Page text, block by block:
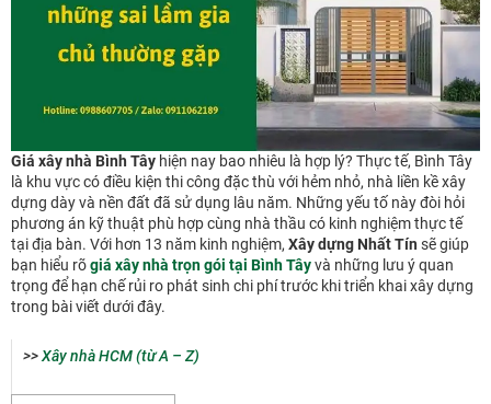
Giá xây nhà Bình Tây hiện nay bao nhiêu là hợp lý? Thực tế, Bình Tây
là khu vực có điều kiện thi công đặc thù với hẻm nhỏ, nhà liền kề xây
dựng dày và nền đất đã sử dụng lâu năm. Những yếu tố này đòi hỏi
phương án kỹ thuật phù hợp cùng nhà thầu có kinh nghiệm thực tế
tại địa bàn. Với hơn 13 năm kinh nghiệm, Xây dựng Nhất Tín sẽ giúp
bạn hiểu rõgiá xây nhà trọn gói tại Bình Tâyvà những lưu ý quan
trọng để hạn chế rủi ro phát sinh chi phí trước khi triển khai xây dựng
trong bài viết dưới đây.
>>Xây nhà HCM (từ A – Z)